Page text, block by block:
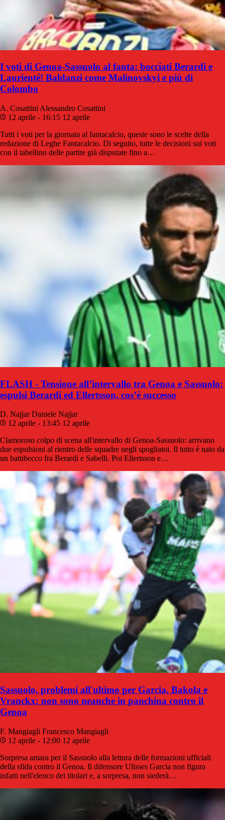
I voti di Genoa-Sassuolo al fanta: bocciati Berardi e
Laurienté! Baldanzi come Malinovskyi e più di
Colombo
A. Cosattini Alessandro Cosattini
12 aprile - 16:15 12 aprile
Tutti i voti per la giornata al fantacalcio, queste sono le scelte della
redazione di Leghe Fantacalcio. Di seguito, tutte le decisioni sui voti
con il tabellino delle partite già disputate fino a…
FLASH - Tensione all’intervallo tra Genoa e Sassuolo:
espulsi Berardi ed Ellertsson, cos’è successo
D. Najjar Daniele Najjar
12 aprile - 13:45 12 aprile
Clamoroso colpo di scena all'intervallo di Genoa-Sassuolo: arrivano
due espulsioni al rientro delle squadre negli spogliatoi. Il tutto è nato da
un battibecco fra Berardi e Sabelli. Poi Ellertsson e…
Sassuolo, problemi all'ultimo per Garcia, Bakola e
Vranckx: non sono neanche in panchina contro il
Genoa
F. Mangiagli Francesco Mangiagli
12 aprile - 12:00 12 aprile
Sorpresa amara per il Sassuolo alla lettura delle formazioni ufficiali
della sfida contro il Genoa. Il difensore Ulisses Garcia non figura
infatti nell'elenco dei titolari e, a sorpresa, non siederà…